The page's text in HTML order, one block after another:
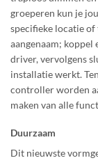
groeperen kun je
specifieke locatie of
aangenaam; koppel
driver, vervolgens
installatie werkt.
controller worden
maken van alle
Duurzaam
Dit nieuwste